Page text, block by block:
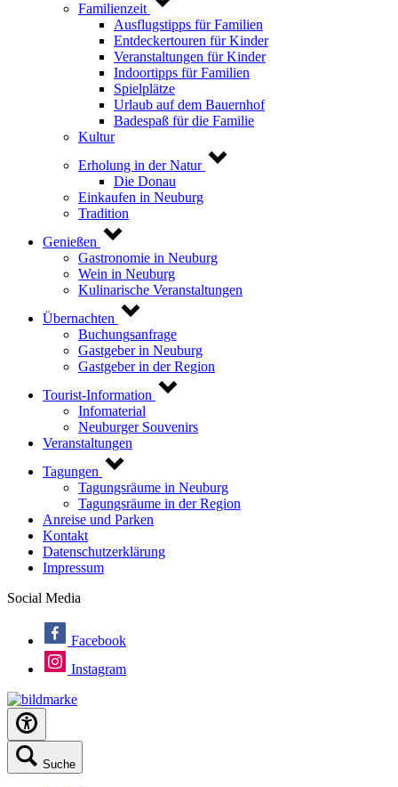
Familienzeit
Ausflugstipps für Familien
Entdeckertouren für Kinder
Veranstaltungen für Kinder
Indoortipps für Familien
Spielplätze
Urlaub auf dem Bauernhof
Badespaß für die Familie
Kultur
Erholung in der Natur
Die Donau
Einkaufen in Neuburg
Tradition
Genießen
Gastronomie in Neuburg
Wein in Neuburg
Kulinarische Veranstaltungen
Übernachten
Buchungsanfrage
Gastgeber in Neuburg
Gastgeber in der Region
Tourist-Information
Infomaterial
Neuburger Souvenirs
Veranstaltungen
Tagungen
Tagungsräume in Neuburg
Tagungsräume in der Region
Anreise und Parken
Kontakt
Datenschutzerklärung
Impressum
Social Media
Facebook
Instagram
Suche